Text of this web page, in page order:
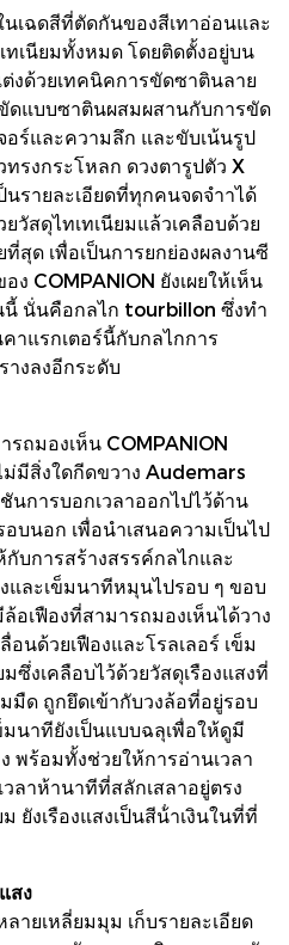
นเฉดสีที่ตัดกันของสีเทาอ่อนและ
ทเนียมทั้งหมด โดยติดตั้งอยู่บน
งด้วยเทคนิคการขัดซาตินลาย
ดแบบซาตินผสมผสานกับการขัด
อร์และความลึก และขับเน้นรูป
รงกระโหลก ดวงตารูปตัว X
นรายละเอียดที่ทุกคนจดจําาได้
วัสดุไทเทเนียมแล้วเคลือบด้วย
ที่สุด เพื่อเป็นการยกย่องผลงานซี
COMPANION ยังเผยให้เห็น
นั่นคือกลไก tourbillon ซึ่งทํา
าแรกเตอร์นี้กับกลไกการ
างลงอีกระดับ
ถมองเห็น COMPANION
มีสิ่งใดกีดขวาง Audemars
การบอกเวลาออกไปไว้ด้าน
บนอก เพื่อนําเสนอความเป็นไป
บการสร้างสรรค์กลไกและ
และเข็มนาทีหมุนไปรอบ ๆ ขอบ
อเฟืองที่สามารถมองเห็นได้วาง
นด้วยเฟืองและโรลเลอร์ เข็ม
ซึ่งเคลือบไว้ด้วยวัสดุเรืองแสงที่
มืด ถูกยึดเข้ากับวงล้อที่อยู่รอบ
นาทียังเป็นแบบฉลุเพื่อให้ดูมี
พร้อมทั้งช่วยให้การอ่านเวลา
ลาห้านาทีที่สลักเสลาอยู่ตรง
ยังเรืองแสงเป็นสีน้ําเงินในที่ที่
สง
ายเหลี่ยมมุม เก็บรายละเอียด